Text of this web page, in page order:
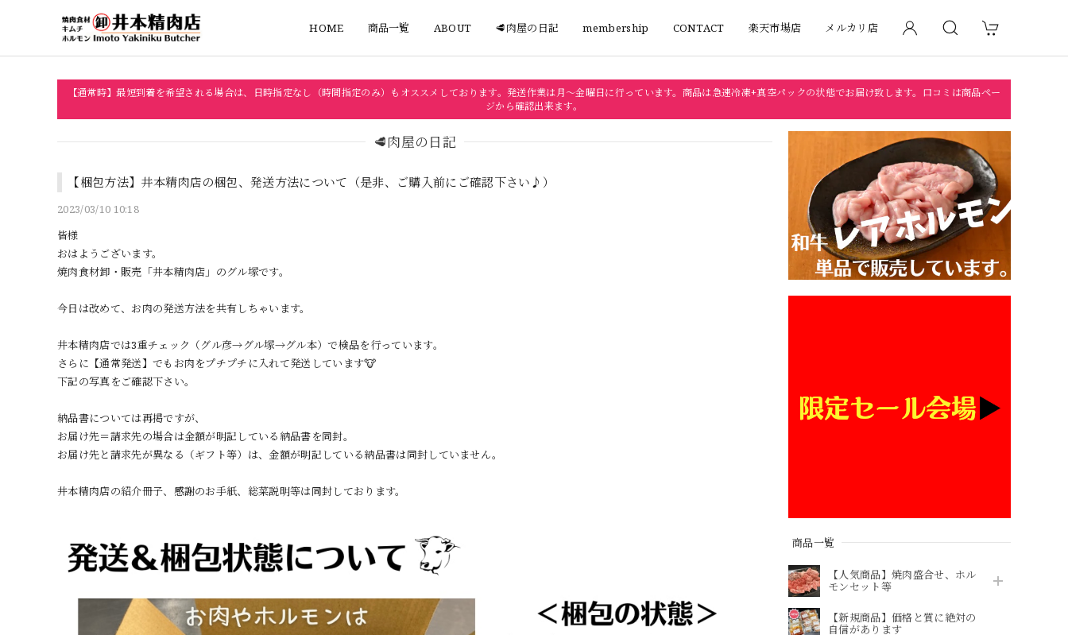
HOME 商品一覧 ABOUT 🥩肉屋の日記 membership CONTACT 楽天市場店 メルカリ店
【通常時】最短到着を希望される場合は、日時指定なし（時間指定のみ）もオススメしております。発送作業は月〜金曜日に行っています。商品は急速冷凍+真空パックの状態でお届け致します。口コミは商品ペー
ジから確認出来ます。
商品一覧
【人気商品】焼肉盛合せ、ホル
モンセット等
【新規商品】価格と質に絶対の
自信があります
🥩肉屋の日記
【梱包方法】井本精肉店の梱包、発送方法について（是非、ご購入前にご確認下さい♪）
2023/03/10 10:18
皆様
おはようございます。
焼肉食材卸・販売「井本精肉店」のグル塚です。
今日は改めて、お肉の発送方法を共有しちゃいます。
井本精肉店では3重チェック（グル彦→グル塚→グル本）で検品を行っています。
さらに【通常発送】でもお肉をプチプチに入れて発送しています🐮
下記の写真をご確認下さい。
納品書については再掲ですが、
お届け先＝請求先の場合は金額が明記している納品書を同封。
お届け先と請求先が異なる（ギフト等）は、金額が明記している納品書は同封していません。
井本精肉店の紹介冊子、感謝のお手紙、総菜説明等は同封しております。